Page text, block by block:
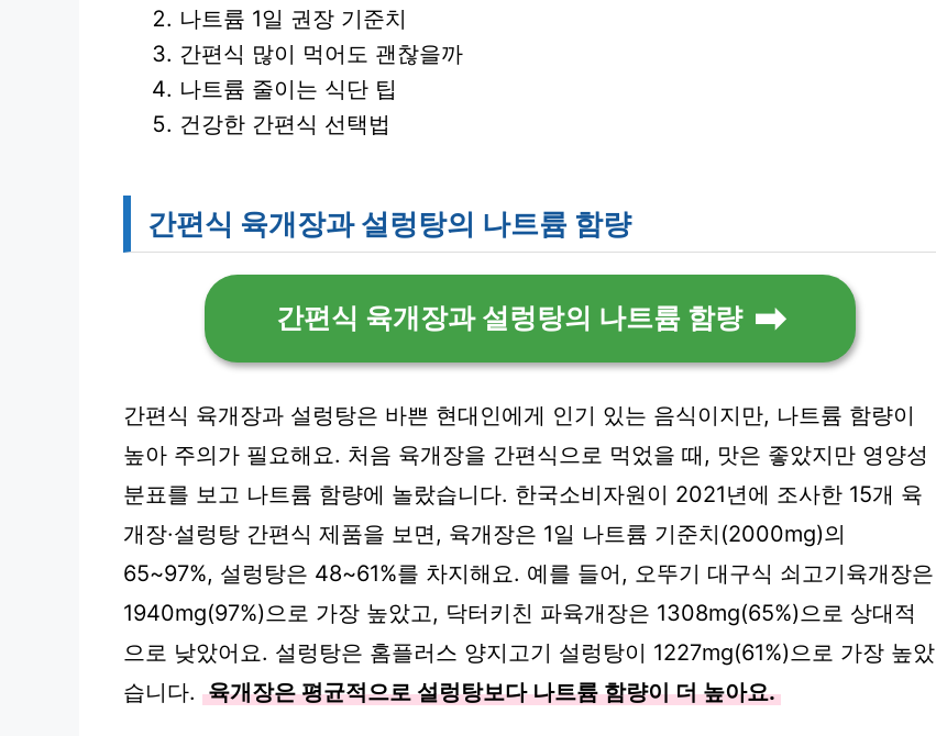
나트륨 1일 권장 기준치
간편식 많이 먹어도 괜찮을까
나트륨 줄이는 식단 팁
건강한 간편식 선택법
간편식 육개장과 설렁탕의 나트륨 함량
간편식 육개장과 설렁탕의 나트륨 함량
간편식 육개장과 설렁탕은 바쁜 현대인에게 인기 있는 음식이지만, 나트륨 함량이
높아 주의가 필요해요. 처음 육개장을 간편식으로 먹었을 때, 맛은 좋았지만 영양성
분표를 보고 나트륨 함량에 놀랐습니다. 한국소비자원이 2021년에 조사한 15개 육
개장·설렁탕 간편식 제품을 보면, 육개장은 1일 나트륨 기준치(2000mg)의
65~97%, 설렁탕은 48~61%를 차지해요. 예를 들어, 오뚜기 대구식 쇠고기육개장은
1940mg(97%)으로 가장 높았고, 닥터키친 파육개장은 1308mg(65%)으로 상대적
으로 낮았어요. 설렁탕은 홈플러스 양지고기 설렁탕이 1227mg(61%)으로 가장 높았
습니다. 육개장은 평균적으로 설렁탕보다 나트륨 함량이 더 높아요.